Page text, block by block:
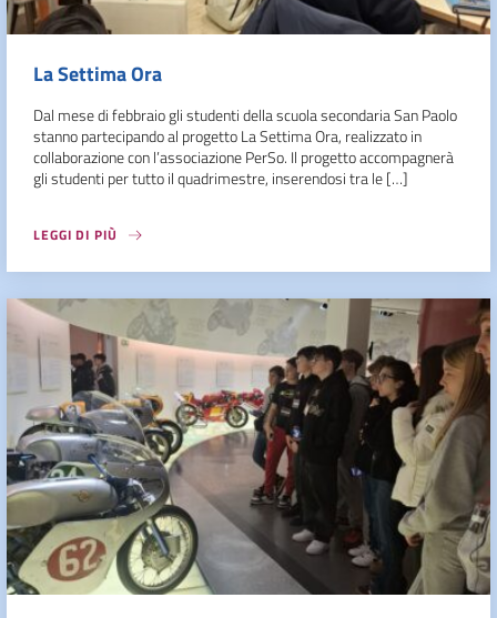
La Settima Ora
Dal mese di febbraio gli studenti della scuola secondaria San Paolo
stanno partecipando al progetto La Settima Ora, realizzato in
collaborazione con l’associazione PerSo. Il progetto accompagnerà
gli studenti per tutto il quadrimestre, inserendosi tra le […]
LEGGI DI PIÙ